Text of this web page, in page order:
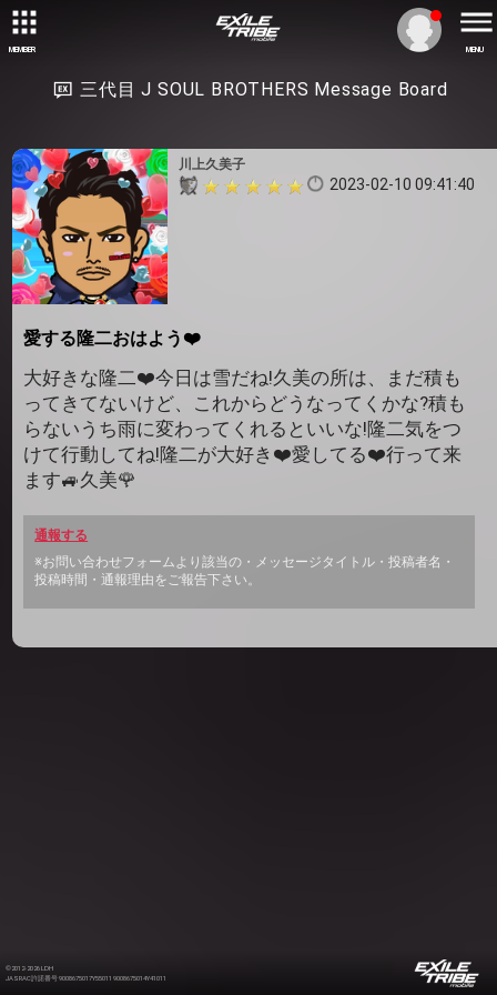
MEMBER MENU
三代目 J SOUL BROTHERS Message Board
川上久美子
2023-02-10 09:41:40
愛する隆二おはよう❤️
大好きな隆二❤️今日は雪だね!久美の所は、まだ積も
ってきてないけど、これからどうなってくかな?積も
らないうち雨に変わってくれるといいな!隆二気をつ
けて行動してね!隆二が大好き❤️愛してる❤️行って来
ます🚙久美🌹
通報する
※お問い合わせフォームより該当の・メッセージタイトル・投稿者名・
投稿時間・通報理由をご報告下さい。
©2012-2026 LDH
JASRAC許諾番号 9008675017Y55011 9008675014Y41011